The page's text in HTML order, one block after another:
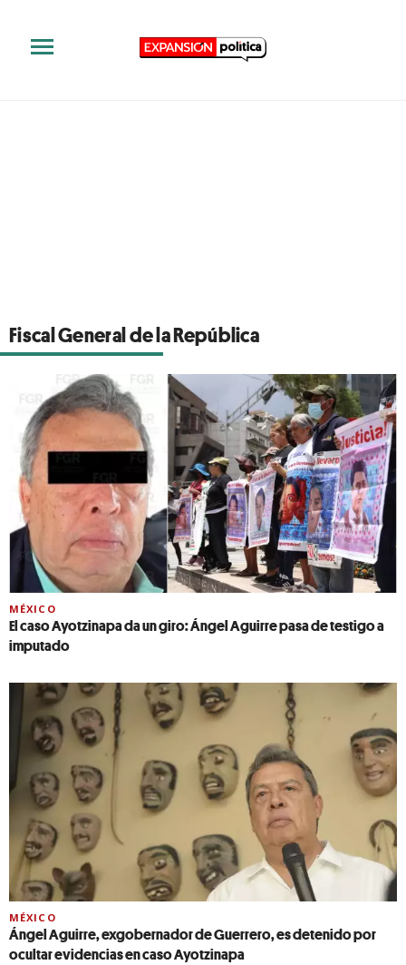
Fiscal General de la República
MÉXICO
El caso Ayotzinapa da un giro: Ángel Aguirre pasa de testigo a
imputado
MÉXICO
Ángel Aguirre, exgobernador de Guerrero, es detenido por
ocultar evidencias en caso Ayotzinapa